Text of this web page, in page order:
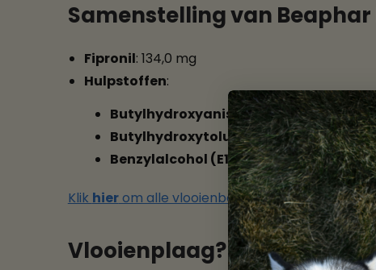
Samenstelling van Beaphar
Fipronil: 134,0 mg
Hulpstoffen:
Butylhydroxyanisol (E320): 0,268 mg
Butylhydroxytolueen (E321): 0,134 mg
Benzylalcohol (E1519): 381,900 mg
Klik hierom alle vlooienbestrijdingsproducten
Vlooienplaag? Effectieve